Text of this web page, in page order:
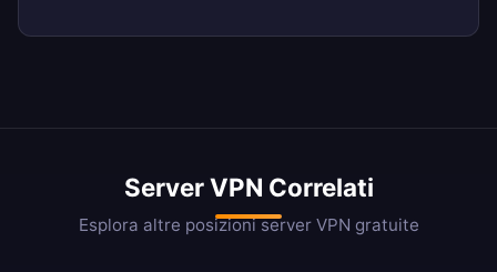
Server VPN Correlati
Esplora altre posizioni server VPN gratuite